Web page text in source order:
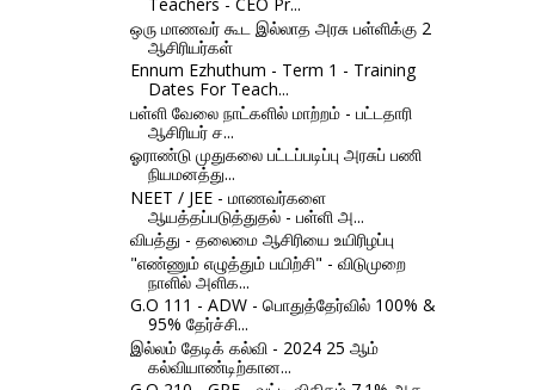
ஒரு மாணவர் கூட இல்லாத அரசு பள்ளிக்கு 2
ஆசிரியர்கள்
Ennum Ezhuthum - Term 1 - Training
Dates For Teach...
பள்ளி வேலை நாட்களில் மாற்றம் - பட்டதாரி
ஆசிரியர் ச...
ஓராண்டு முதுகலை பட்டப்படிப்பு அரசுப் பணி
நியமனத்து...
NEET / JEE - மாணவர்களை
ஆயத்தப்படுத்துதல் - பள்ளி அ...
விபத்து - தலைமை ஆசிரியை உயிரிழப்பு
"எண்ணும் எழுத்தும் பயிற்சி" - விடுமுறை
நாளில் அளிக...
G.O 111 - ADW - பொதுத்தேர்வில் 100% &
95% தேர்ச்சி...
இல்லம் தேடிக் கல்வி - 2024 25 ஆம்
கல்வியாண்டிற்கான...